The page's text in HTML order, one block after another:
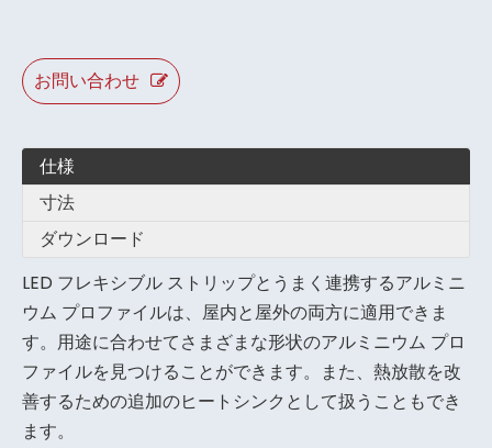
お問い合わせ
仕様
寸法
ダウンロード
LED フレキシブル ストリップとうまく連携するアルミニ
ウム プロファイルは、屋内と屋外の両方に適用できま
す。用途に合わせてさまざまな形状のアルミニウム プロ
ファイルを見つけることができます。また、熱放散を改
善するための追加のヒートシンクとして扱うこともでき
ます。